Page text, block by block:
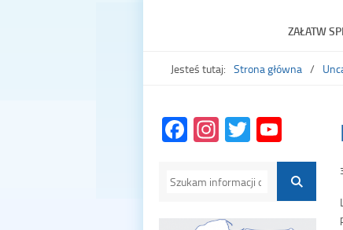
ZAŁATW
Jesteś tutaj: Strona główna
Facebook
Instagram
Twitter